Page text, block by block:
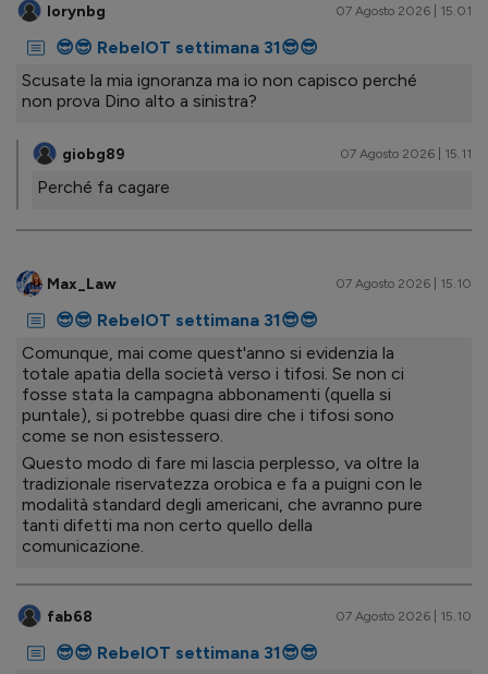
lorynbg 07 Agosto 2026 | 15.01
😎😎 RebelOT settimana 31😎😎
Scusate la mia ignoranza ma io non capisco perché
non prova Dino alto a sinistra?
giobg89 07 Agosto 2026 | 15.11
Perché fa cagare
Max_Law 07 Agosto 2026 | 15.10
😎😎 RebelOT settimana 31😎😎
Comunque, mai come quest'anno si evidenzia la
totale apatia della società verso i tifosi. Se non ci
fosse stata la campagna abbonamenti (quella si
puntale), si potrebbe quasi dire che i tifosi sono
come se non esistessero.
Questo modo di fare mi lascia perplesso, va oltre la
tradizionale riservatezza orobica e fa a puigni con le
modalità standard degli americani, che avranno pure
tanti difetti ma non certo quello della
comunicazione.
fab68 07 Agosto 2026 | 15.10
😎😎 RebelOT settimana 31😎😎